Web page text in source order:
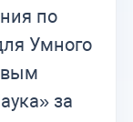
по
Умного
за